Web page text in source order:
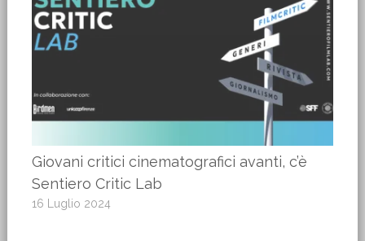
Giovani critici cinematografici avanti, c’è
Sentiero Critic Lab
16 Luglio 2024